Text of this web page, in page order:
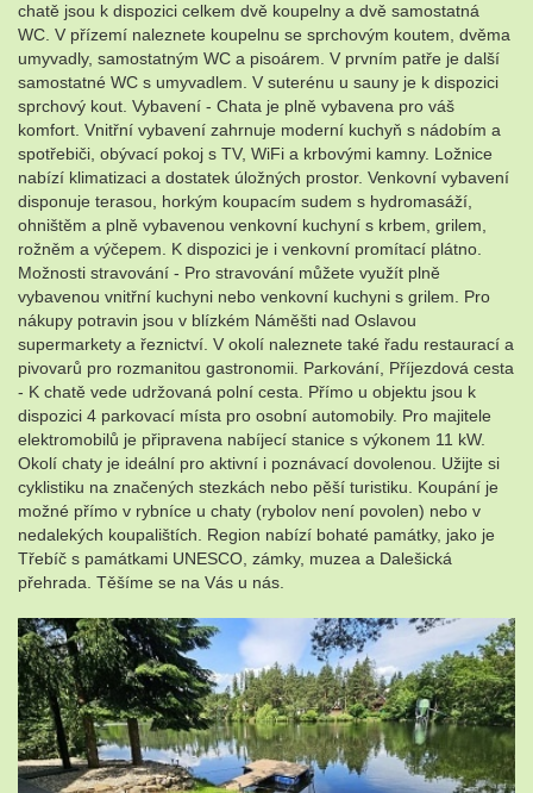
chatě jsou k dispozici celkem dvě koupelny a dvě samostatná
WC. V přízemí naleznete koupelnu se sprchovým koutem, dvěma
umyvadly, samostatným WC a pisoárem. V prvním patře je další
samostatné WC s umyvadlem. V suterénu u sauny je k dispozici
sprchový kout. Vybavení - Chata je plně vybavena pro váš
komfort. Vnitřní vybavení zahrnuje moderní kuchyň s nádobím a
spotřebiči, obývací pokoj s TV, WiFi a krbovými kamny. Ložnice
nabízí klimatizaci a dostatek úložných prostor. Venkovní vybavení
disponuje terasou, horkým koupacím sudem s hydromasáží,
ohništěm a plně vybavenou venkovní kuchyní s krbem, grilem,
rožněm a výčepem. K dispozici je i venkovní promítací plátno.
Možnosti stravování - Pro stravování můžete využít plně
vybavenou vnitřní kuchyni nebo venkovní kuchyni s grilem. Pro
nákupy potravin jsou v blízkém Náměšti nad Oslavou
supermarkety a řeznictví. V okolí naleznete také řadu restaurací a
pivovarů pro rozmanitou gastronomii. Parkování, Příjezdová cesta
- K chatě vede udržovaná polní cesta. Přímo u objektu jsou k
dispozici 4 parkovací místa pro osobní automobily. Pro majitele
elektromobilů je připravena nabíjecí stanice s výkonem 11 kW.
Okolí chaty je ideální pro aktivní i poznávací dovolenou. Užijte si
cyklistiku na značených stezkách nebo pěší turistiku. Koupání je
možné přímo v rybníce u chaty (rybolov není povolen) nebo v
nedalekých koupalištích. Region nabízí bohaté památky, jako je
Třebíč s památkami UNESCO, zámky, muzea a Dalešická
přehrada. Těšíme se na Vás u nás.